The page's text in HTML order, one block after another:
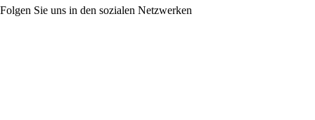
Folgen Sie uns in den sozialen Netzwerken